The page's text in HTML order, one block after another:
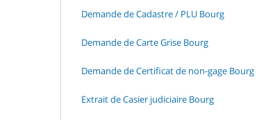
Demande de Cadastre / PLU Bourg
Demande de Carte Grise Bourg
Demande de Certificat de non-gage Bourg
Extrait de Casier judiciaire Bourg